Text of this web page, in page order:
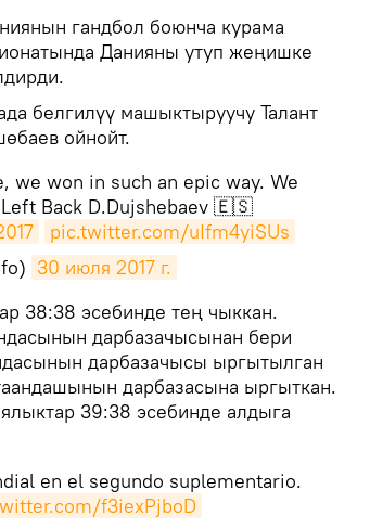
гандбол боюнча курама
Данияны утуп жеңишке
белгилүү машыктыруучу Талант
ойнойт.
we won in such an epic way. We
Left Back D.Dujshebaev 🇪🇸
pic.twitter.com/uIfm4yiSUs
30 июля 2017 г.
38:38 эсебинде тең чыккан.
дарбазачысынан бери
дарбазачысы ыргытылган
дарбазасына ыргыткан.
39:38 эсебинде алдыга
en el segundo suplementario.
f3iexPjboD